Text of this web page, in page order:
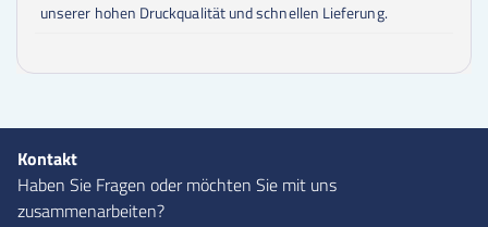
unserer hohen Druckqualität und schnellen Lieferung.
Kontakt
Haben Sie Fragen oder möchten Sie mit uns
zusammenarbeiten?